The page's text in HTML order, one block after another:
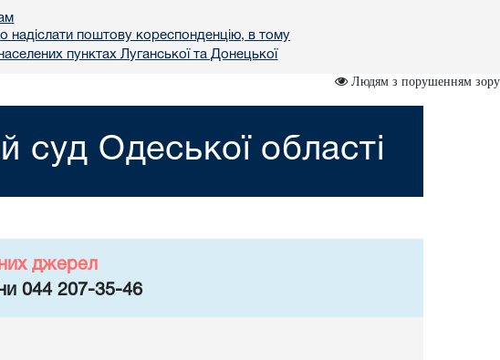
надіслати поштову кореспонденцію, в тому
пунктах Луганської та Донецької
Людям з порушенням зору
суд Одеської області
джерел
044 207-35-46